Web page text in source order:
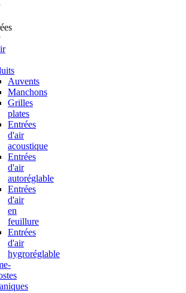
Auvents
Manchons
Grilles
plates
Entrées
d'air
acoustique
Entrées
d'air
autoréglable
Entrées
d'air
en
feuillure
Entrées
d'air
hygroréglable